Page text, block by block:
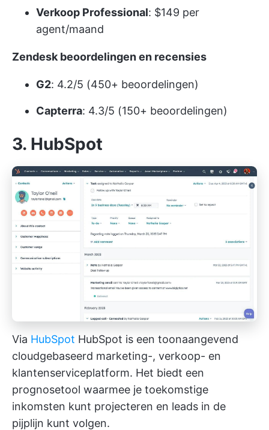
Verkoop Professional: $149 per
agent/maand
Zendesk beoordelingen en recensies
G2: 4.2/5 (450+ beoordelingen)
Capterra: 4.3/5 (150+ beoordelingen)
3. HubSpot
Via HubSpot HubSpot is een toonaangevend
cloudgebaseerd marketing-, verkoop- en
klantenserviceplatform. Het biedt een
prognosetool waarmee je toekomstige
inkomsten kunt projecteren en leads in de
pijplijn kunt volgen.